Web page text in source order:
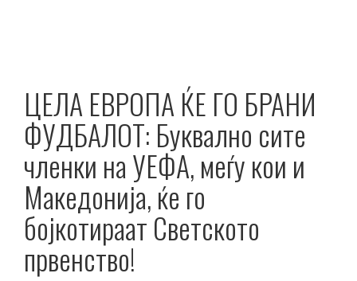
ЦЕЛА ЕВРОПА ЌЕ ГО БРАНИ
ФУДБАЛОТ: Буквално сите
членки на УЕФА, меѓу кои и
Македонија, ќе го
бојкотираат Светското
првенство!